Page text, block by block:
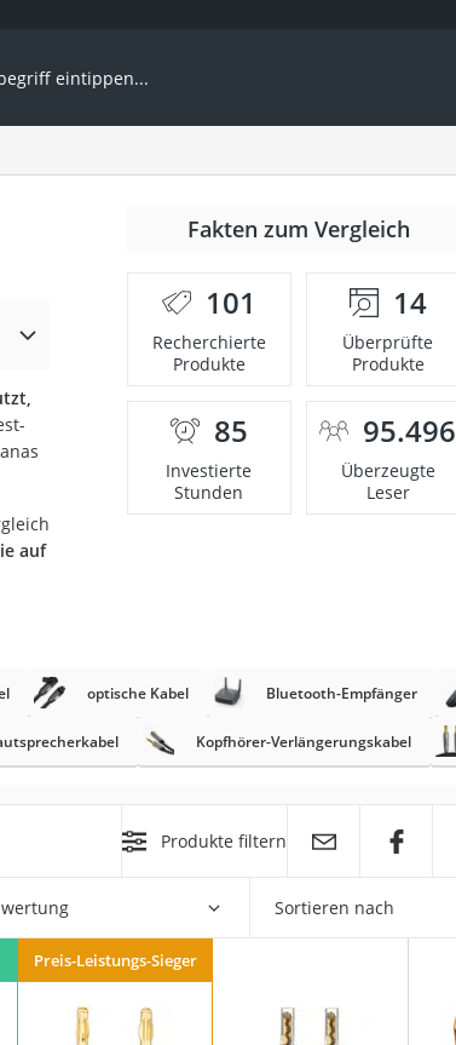
auf
Fakten zum Vergleich
101
Recherchierte
Produkte
14
Überprüfte
Produkte
85
Investierte
Stunden
95.496
Überzeugte
Leser
optische Kabel Bluetooth-Empfänger
Kopfhörer-Verlängerungskabel
Produkte filtern
Sortieren nach
Preis-Leistungs-Sieger